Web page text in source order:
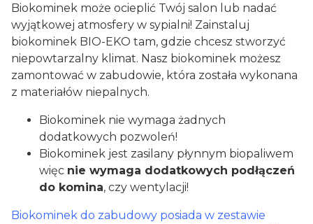
Biokominek może ocieplić Twój salon lub nadać
wyjątkowej atmosfery w sypialni! Zainstaluj
biokominek BIO-EKO tam, gdzie chcesz stworzyć
niepowtarzalny klimat. Nasz biokominek możesz
zamontować w zabudowie, która została wykonana
z materiałów niepalnych.
Biokominek nie wymaga żadnych
dodatkowych pozwoleń!
Biokominek jest zasilany płynnym biopaliwem
więc nie wymaga dodatkowych podłączeń
do komina, czy wentylacji!
Biokominek do zabudowy posiada w zestawie